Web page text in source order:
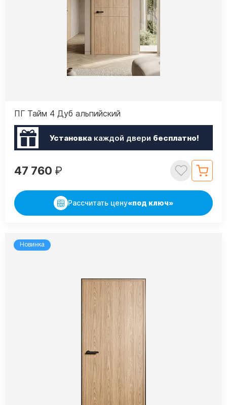
ПГ Тайм 4 Дуб альпийский
Установкакаждой двери бесплатно!
47 760 ₽
Рассчитать цену«под ключ»
Новинка